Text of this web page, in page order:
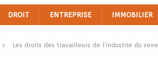
DROIT ENTREPRISE IMMOBILIER
Les droits des travailleurs de l’industrie du sexe